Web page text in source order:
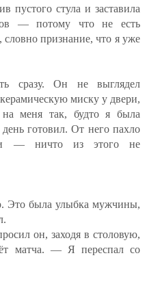
пустого стула и заставила
— потому что не есть
признание, что я уже
сразу. Он не выглядел
миску у двери,
на меня так, будто я была
готовил. От него пахло
— ничто из этого не
Это была улыбка мужчины,
он, заходя в столовую,
матча. — Я переспал со